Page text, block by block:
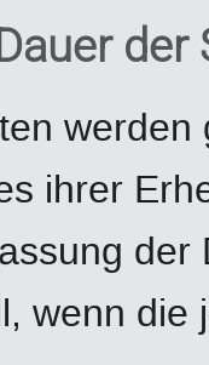
der
ihrer
der
wenn die